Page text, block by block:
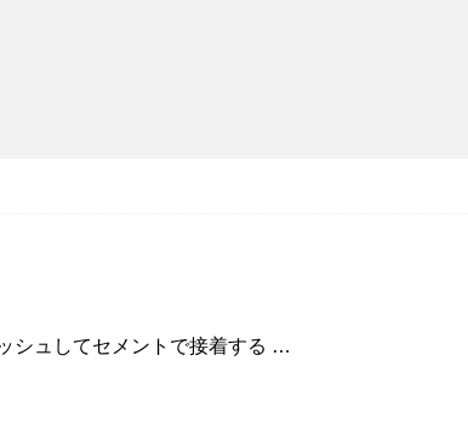
シュしてセメントで接着する …